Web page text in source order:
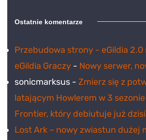
Ostatnie komentarze
Przebudowa strony - eGildia 2.0
eGildia Graczy - Nowy serwer,
sonicmarksus - Zmierz się z
latającym Howlerem w 3
Frontier, który debiutuje już
Lost Ark – nowy zwiastun dużej